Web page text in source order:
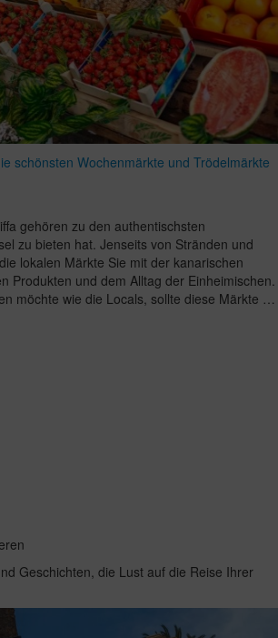
schönsten Wochenmärkte und Trödelmärkte
gehören zu den authentischsten
zu bieten hat. Jenseits von Stränden und
lokalen Märkte Sie mit der kanarischen
Produkten und dem Alltag der Einheimischen.
möchte wie die Locals, sollte diese Märkte …
Geschichten, die Lust auf die Reise Ihrer